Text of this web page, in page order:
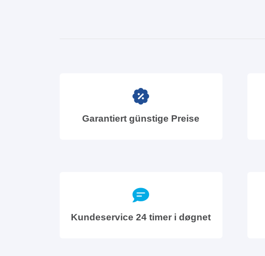
Garantiert günstige Preise
Kundeservice 24 timer i døgnet